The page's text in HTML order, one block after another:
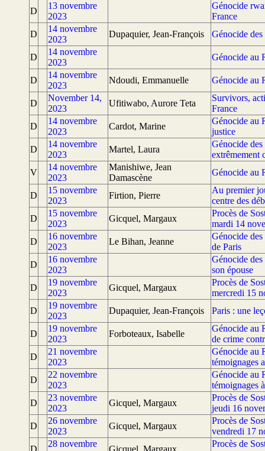
D
13 novembre
2023
Génocide
France
D
14 novembre
2023
Dupaquier, Jean-François Génocide
D
14 novembre
2023
Génocide au
D
14 novembre
2023
Ndoudi, Emmanuelle Génocide au
D
November 14,
2023
Ufitiwabo, Aurore Teta
Survivors,
France
D
14 novembre
2023
Cardot, Marine
Génocide au
justice
D
14 novembre
2023
Martel, Laura
Génocide
extrêmement
V
14 novembre
2023
Manishiwe, Jean
Damascène
Génocide au
D
15 novembre
2023
Firtion, Pierre
Au premier
centre des
D
15 novembre
2023
Gicquel, Margaux
Procès de
mardi 14
D
16 novembre
2023
Le Bihan, Jeanne
Génocide
de Paris
D
16 novembre
2023
Génocide
son épouse
D
19 novembre
2023
Gicquel, Margaux
Procès de
mercredi 15
D
19 novembre
2023
Dupaquier, Jean-François Paris : une
D
19 novembre
2023
Forboteaux, Isabelle
Génocide au
de crime
D
21 novembre
2023
Génocide au
témoignages
D
22 novembre
2023
Génocide au
témoignages
D
23 novembre
2023
Gicquel, Margaux
Procès de
jeudi 16
D
26 novembre
2023
Gicquel, Margaux
Procès de
vendredi 17
D
28 novembre
Gicquel, Margaux
Procès de